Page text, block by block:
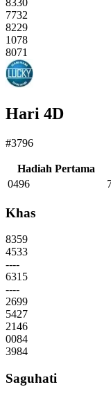
8330
7732
8229
1078
8071
Hari 4D
#3796
Hadiah Pertama
0496
Khas
8359
4533
----
6315
----
2699
5427
2146
0084
3984
Saguhati